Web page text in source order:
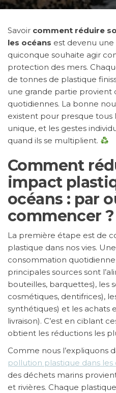
Savoir comment réduire
les océans est devenu
quiconque souhaite agir
protection des mers.
de tonnes de plastique
une grande partie provient
quotidiennes. La bonne
existent pour presque tous
unique, et les gestes
quand ils se multiplient.
Comment
impact
océans : par
commencer ?
La première étape est de
plastique dans nos vies.
consommation
principales sources sont
bouteilles, barquettes), les
cosmétiques, dentifrices),
synthétiques) et les achats
livraison). C’est en ciblant
obtient les réductions les
Comme nous l’expliquons
pollution plastique dans les
des déchets marins
et rivières. Chaque